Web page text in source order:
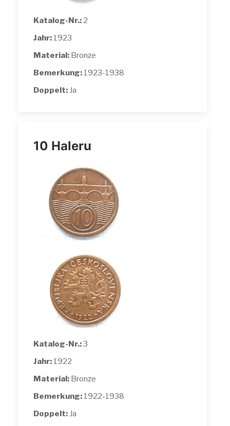
Katalog-Nr.: 2
Jahr: 1923
Material: Bronze
Bemerkung: 1923-1938
Doppelt: Ja
10 Haleru
Katalog-Nr.:3
Jahr: 1922
Material: Bronze
Bemerkung: 1922-1938
Doppelt: Ja